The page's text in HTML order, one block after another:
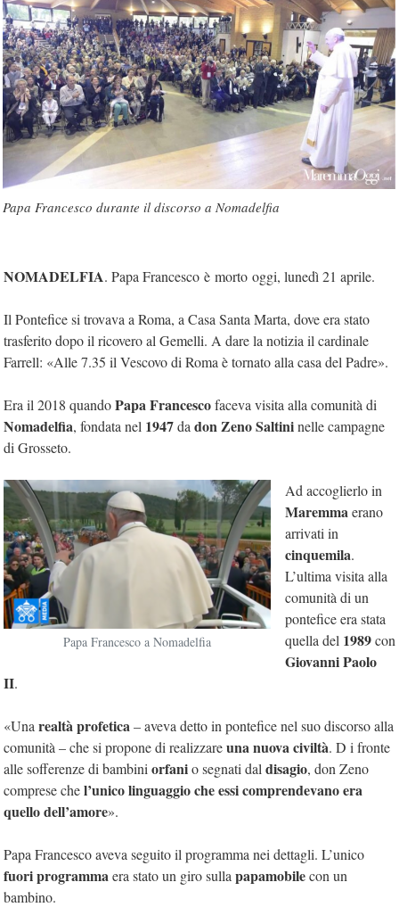
Papa Francesco durante il discorso a Nomadelfia
NOMADELFIA. Papa Francesco è morto oggi, lunedì 21 aprile.
Il Pontefice si trovava a Roma, a Casa Santa Marta, dove era stato
trasferito dopo il ricovero al Gemelli. A dare la notizia il cardinale
Farrell: «Alle 7.35 il Vescovo di Roma è tornato alla casa del Padre».
Era il 2018 quandoPapa Francescofaceva visita alla comunità di
Nomadelfia, fondata nel 1947da don Zeno Saltininelle campagne
di Grosseto.
Papa Francesco a Nomadelfia
Ad accoglierlo in
Maremmaerano
arrivati in
cinquemila.
L’ultima visita alla
comunità di un
pontefice era stata
quella del 1989con
Giovanni Paolo
II.
«Una realtà profetica– aveva detto in pontefice nel suo discorso alla
comunità – che si propone di realizzareuna nuova civiltà. D i fronte
alle sofferenze di bambini orfanio segnati dal disagio, don Zeno
comprese chel’unico linguaggio che essi comprendevano era
quello dell’amore».
Papa Francesco aveva seguito il programma nei dettagli. L’unico
fuori programmaera stato un giro sulla papamobilecon un
bambino.